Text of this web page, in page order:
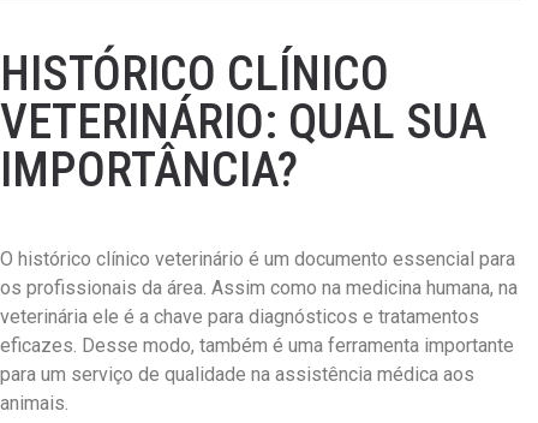
HISTÓRICO CLÍNICO
VETERINÁRIO: QUAL SUA
IMPORTÂNCIA?
O histórico clínico veterinário é um documento essencial para
os profissionais da área. Assim como na medicina humana, na
veterinária ele é a chave para diagnósticos e tratamentos
eficazes. Desse modo, também é uma ferramenta importante
para um serviço de qualidade na assistência médica aos
animais.